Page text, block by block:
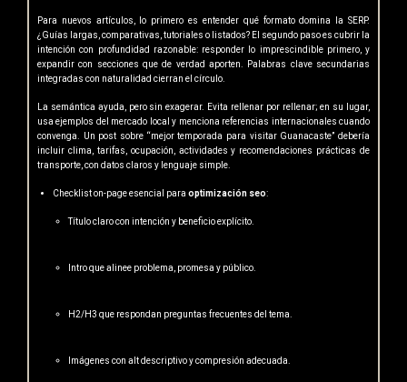
Para nuevos artículos, lo primero es entender qué formato domina la SERP.
¿Guías largas, comparativas, tutoriales o listados? El segundo paso es cubrir la
intención con profundidad razonable: responder lo imprescindible primero, y
expandir con secciones que de verdad aporten. Palabras clave secundarias
integradas con naturalidad cierran el círculo.
La semántica ayuda, pero sin exagerar. Evita rellenar por rellenar; en su lugar,
usa ejemplos del mercado local y menciona referencias internacionales cuando
convenga. Un post sobre “mejor temporada para visitar Guanacaste” debería
incluir clima, tarifas, ocupación, actividades y recomendaciones prácticas de
transporte, con datos claros y lenguaje simple.
Checklist on-page esencial para optimización seo:
Título claro con intención y beneficio explícito.
Intro que alinee problema, promesa y público.
H2/H3 que respondan preguntas frecuentes del tema.
Imágenes con alt descriptivo y compresión adecuada.